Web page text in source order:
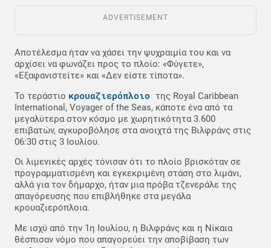
ADVERTISEMENT
Αποτέλεσμα ήταν να χάσει την ψυχραιμία του και να
αρχίσει να φωνάζει προς το πλοίο: «Φύγετε»,
«Εξαφανιστείτε» και «Δεν είστε τίποτα».
Το τεράστιο κρουαζιερόπλοιο της Royal Caribbean
International, Voyager of the Seas, κάποτε ένα από τα
μεγαλύτερα στον κόσμο με χωρητικότητα 3.600
επιβατών, αγκυροβόλησε στα ανοιχτά της Βιλφράνς στις
06:30 στις 3 Ιουλίου.
Οι λιμενικές αρχές τόνισαν ότι το πλοίο βρισκόταν σε
προγραμματισμένη και εγκεκριμένη στάση στο λιμάνι,
αλλά για τον δήμαρχο, ήταν μια πρόβα τζενεράλε της
απαγόρευσης που επιβλήθηκε στα μεγάλα
κρουαζιερόπλοια.
Με ισχύ από την 1η Ιουλίου, η Βιλφράνς και η Νίκαια
θέσπισαν νόμο που απαγορεύει την αποβίβαση των